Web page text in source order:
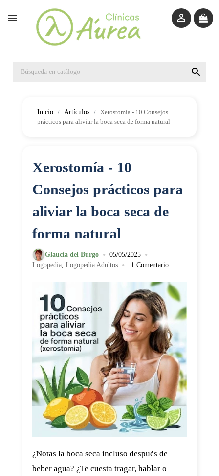
 

Inicio Artículos
Xerostomía - 10 Consejos
prácticos para aliviar la boca seca de forma natural
Xerostomía - 10
Consejos prácticos para
aliviar la boca seca de
forma natural
Glaucia del Burgo • 05/05/2025 •
Logopedia, Logopedia Adultos • 1 Comentario
¿Notas la boca seca incluso después de
beber agua? ¿Te cuesta tragar, hablar o